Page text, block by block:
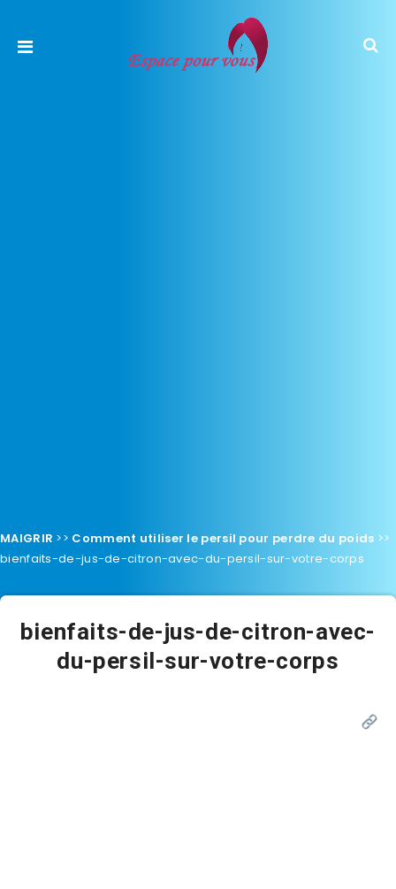
MAIGRIR >> Comment utiliser le persil pour perdre du poids >>
bienfaits-de-jus-de-citron-avec-du-persil-sur-votre-corps
bienfaits-de-jus-de-citron-avec-
du-persil-sur-votre-corps